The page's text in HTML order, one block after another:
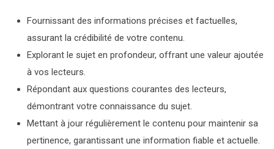
Fournissant des informations précises et factuelles,
assurant la crédibilité de votre contenu.
Explorant le sujet en profondeur, offrant une valeur ajoutée
à vos lecteurs.
Répondant aux questions courantes des lecteurs,
démontrant votre connaissance du sujet.
Mettant à jour régulièrement le contenu pour maintenir sa
pertinence, garantissant une information fiable et actuelle.